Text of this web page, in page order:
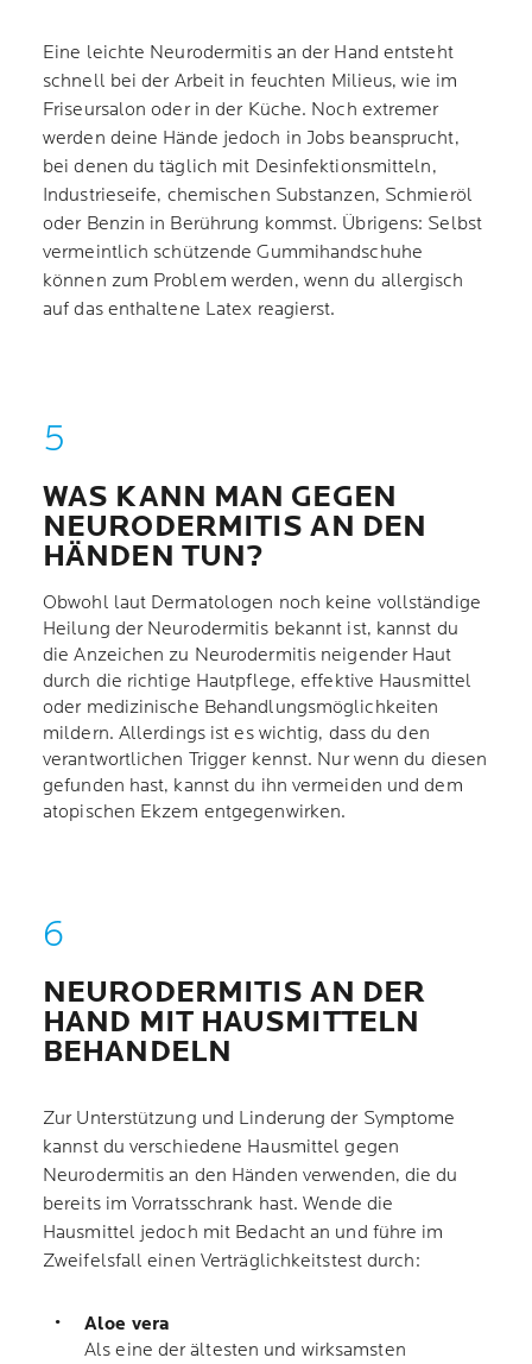
Eine leichte Neurodermitis an der Hand entsteht
schnell bei der Arbeit in feuchten Milieus, wie im
Friseursalon oder in der Küche. Noch extremer
werden deine Hände jedoch in Jobs beansprucht,
bei denen du täglich mit Desinfektionsmitteln,
Industrieseife, chemischen Substanzen, Schmieröl
oder Benzin in Berührung kommst. Übrigens: Selbst
vermeintlich schützende Gummihandschuhe
können zum Problem werden, wenn du allergisch
auf das enthaltene Latex reagierst.
WAS KANN MAN GEGEN
NEURODERMITIS AN DEN
HÄNDEN TUN?
Obwohl laut Dermatologen noch keine vollständige
Heilung der Neurodermitis bekannt ist, kannst du
die Anzeichen zu Neurodermitis neigender Haut
durch die richtige Hautpflege, effektive Hausmittel
oder medizinische Behandlungsmöglichkeiten
mildern. Allerdings ist es wichtig, dass du den
verantwortlichen Trigger kennst. Nur wenn du diesen
gefunden hast, kannst du ihn vermeiden und dem
atopischen Ekzem entgegenwirken.
NEURODERMITIS AN DER
HAND MIT HAUSMITTELN
BEHANDELN
Zur Unterstützung und Linderung der Symptome
kannst du verschiedene Hausmittel gegen
Neurodermitis an den Händen verwenden, die du
bereits im Vorratsschrank hast. Wende die
Hausmittel jedoch mit Bedacht an und führe im
Zweifelsfall einen Verträglichkeitstest durch:
Aloe vera
Als eine der ältesten und wirksamsten